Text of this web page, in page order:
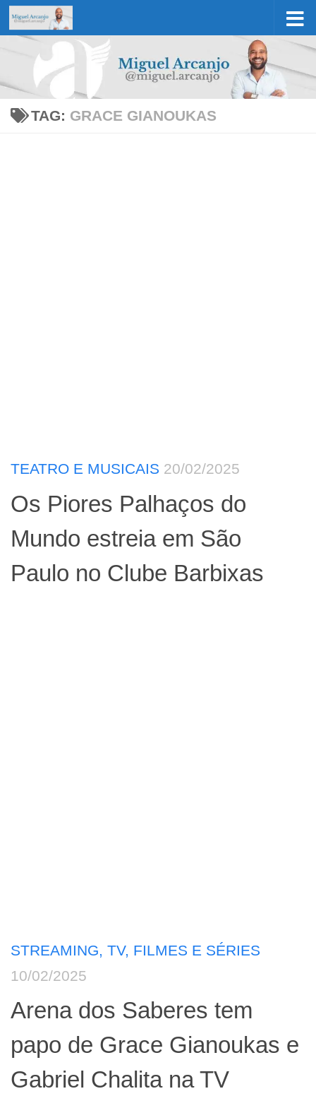
Skip to content
TAG: GRACE GIANOUKAS
TEATRO E MUSICAIS 20/02/2025
Os Piores Palhaços do
Mundo estreia em São
Paulo no Clube Barbixas
STREAMING, TV, FILMES E SÉRIES
10/02/2025
Arena dos Saberes tem
papo de Grace Gianoukas e
Gabriel Chalita na TV